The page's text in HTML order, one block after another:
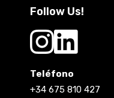
Follow Us!
Teléfono
+34 675 810 427